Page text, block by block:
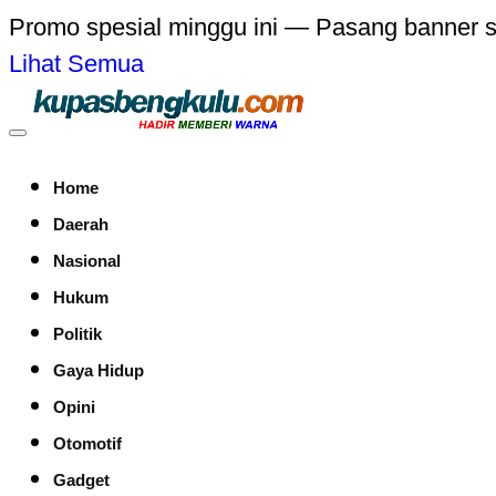
Promo spesial minggu ini — Pasang banner
Lihat Semua
Home
Daerah
Nasional
Hukum
Politik
Gaya Hidup
Opini
Otomotif
Gadget